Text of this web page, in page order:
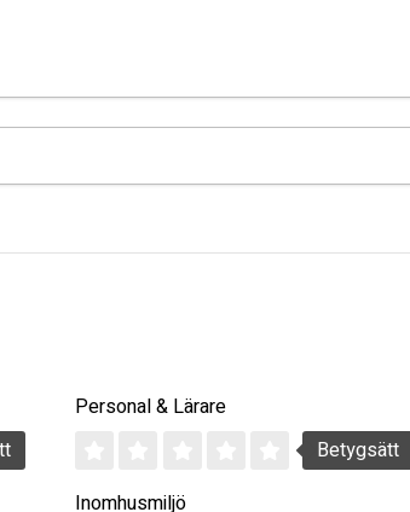
Personal & Lärare
Betygsätt
Inomhusmiljö